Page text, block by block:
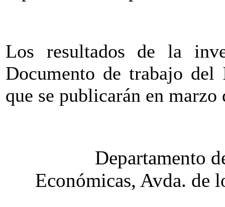
Los resultados de la
Documento de trabajo
que se publicarán en marzo
Departamento
Económicas, Avda. de